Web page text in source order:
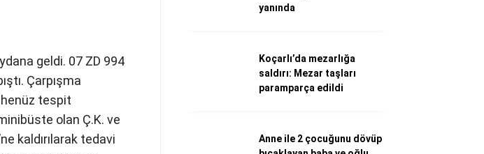
geldi. 07 ZD 994
Çarpışma
henüz tespit
olan Ç.K. ve
kaldırılarak tedavi
yanında
Koçarlı’da mezarlığa
saldırı: Mezar taşları
paramparça edildi
Anne ile 2 çocuğunu dövüp